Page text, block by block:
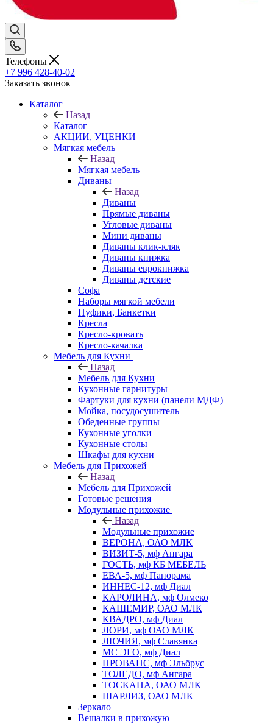
Телефоны
+7 996 428-40-02
Заказать звонок
Каталог
Назад
Каталог
АКЦИИ, УЦЕНКИ
Мягкая мебель
Назад
Мягкая мебель
Диваны
Назад
Диваны
Прямые диваны
Угловые диваны
Мини диваны
Диваны клик-кляк
Диваны книжка
Диваны еврокнижка
Диваны детские
Софа
Наборы мягкой мебели
Пуфики, Банкетки
Кресла
Кресло-кровать
Кресло-качалка
Мебель для Кухни
Назад
Мебель для Кухни
Кухонные гарнитуры
Фартуки для кухни (панели МДФ)
Мойка, посудосушитель
Обеденные группы
Кухонные уголки
Кухонные столы
Шкафы для кухни
Мебель для Прихожей
Назад
Мебель для Прихожей
Готовые решения
Модульные прихожие
Назад
Модульные прихожие
ВЕРОНА, ОАО МЛК
ВИЗИТ-5, мф Ангара
ГОСТЬ, мф КБ МЕБЕЛЬ
ЕВА-5, мф Панорама
ИННЕС-12, мф Диал
КАРОЛИНА, мф Олмеко
КАШЕМИР, ОАО МЛК
КВАДРО, мф Диал
ЛОРИ, мф ОАО МЛК
ЛЮЧИЯ, мф Славянка
МС ЭГО, мф Диал
ПРОВАНС, мф Эльбрус
ТОЛЕДО, мф Ангара
ТОСКАНА, ОАО МЛК
ШАРЛИЗ, ОАО МЛК
Зеркало
Вешалки в прихожую